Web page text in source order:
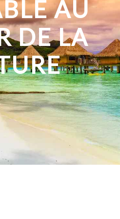
AU
DE LA